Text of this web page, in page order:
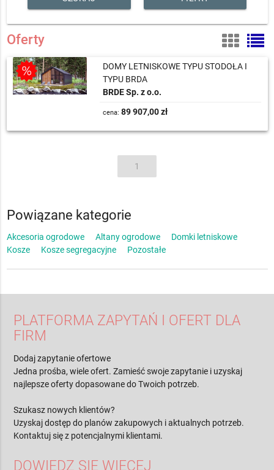
Oferty
DOMY LETNISKOWE TYPU STODOŁA I
TYPU BRDA
BRDE Sp. z o.o.
cena: 89 907,00 zł
1
Powiązane kategorie
Akcesoria ogrodowe Altany ogrodowe
Domki letniskowe
Kosze
Kosze segregacyjne Pozostałe
PLATFORMA ZAPYTAŃ I OFERT DLA
FIRM
Dodaj zapytanie ofertowe
Jedna prośba, wiele ofert. Zamieść swoje zapytanie i uzyskaj
najlepsze oferty dopasowane do Twoich potrzeb.
Szukasz nowych klientów?
Uzyskaj dostęp do planów zakupowych i aktualnych potrzeb.
Kontaktuj się z potencjalnymi klientami.
DOWIEDZ SIĘ WIĘCEJ